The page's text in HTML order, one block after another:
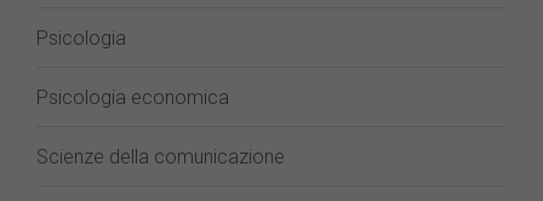
Psicologia
Psicologia economica
Scienze della comunicazione